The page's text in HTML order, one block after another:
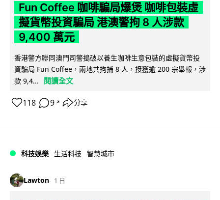
Fun Coffee 咖啡騙局爆煲 咖啡包裝虛
擬貨幣投資騙局 港澳警拘 8 人涉款
9,400 萬元
香港警方聯同澳門司警搗破以養生咖啡生意包裝的虛擬貨幣投
資騙局 Fun Coffee，兩地共拘捕 8 人，接獲逾 200 宗舉報，涉
款 9,4...
閱讀全文
118 9 ↗ 分享
科技娛樂 生活科技 智慧城市
Lawton 1 日